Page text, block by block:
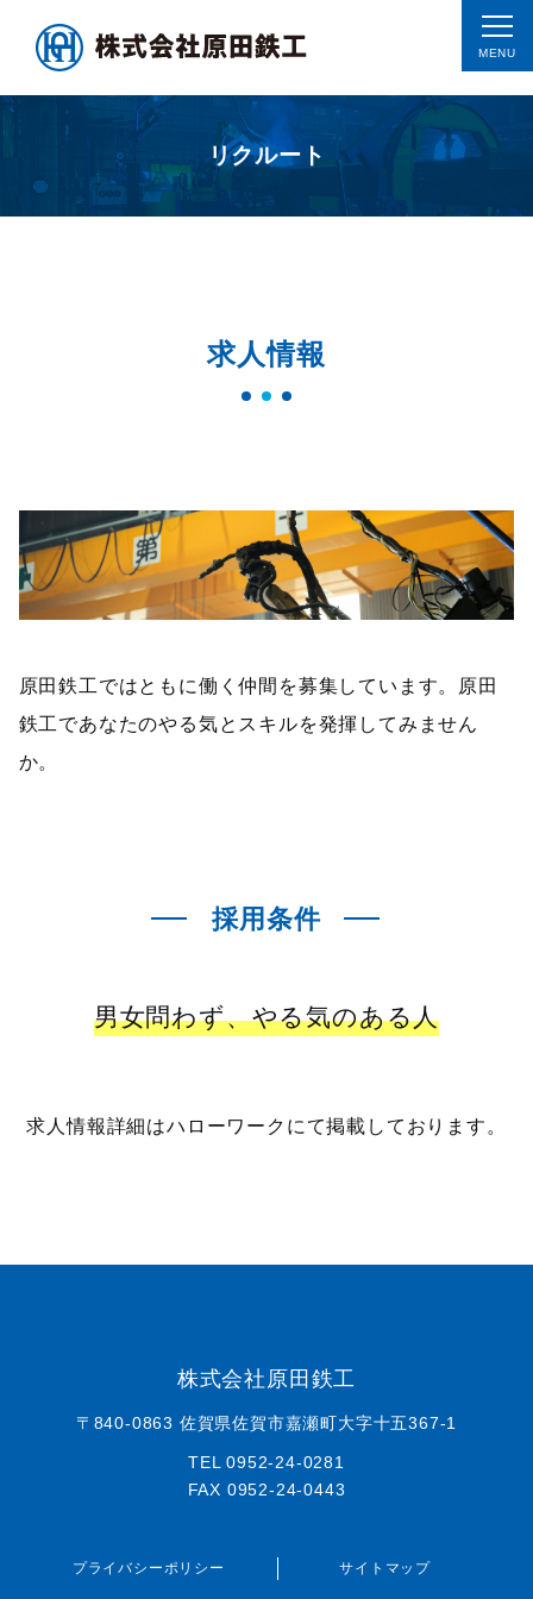
リクルート
求人情報
原田鉄工ではともに働く仲間を募集しています。原田
鉄工であなたのやる気とスキルを発揮してみません
か。
採用条件
男女問わず、やる気のある人
求人情報詳細はハローワークにて掲載しております。
株式会社原田鉄工
〒840-0863 佐賀県佐賀市嘉瀬町大字十五367-1
TEL 0952-24-0281
FAX 0952-24-0443
プライバシーポリシー サイトマップ